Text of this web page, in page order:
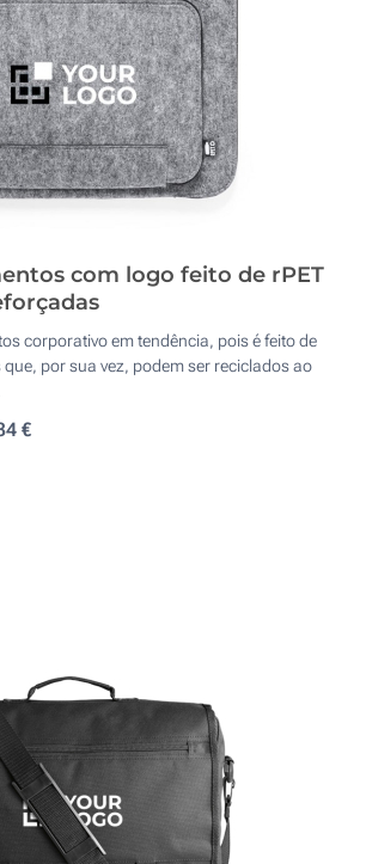
com logo feito de rPET
corporativo em tendência, pois é feito de
por sua vez, podem ser reciclados ao
€